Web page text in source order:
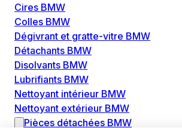
Cires BMW
Colles BMW
Dégivrant et gratte-vitre BMW
Détachants BMW
Disolvants BMW
Lubrifiants BMW
Nettoyant intérieur BMW
Nettoyant extérieur BMW
Pièces détachées BMW